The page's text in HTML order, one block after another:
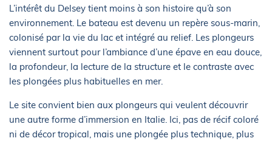
L’intérêt du Delsey tient moins à son histoire qu’à son
environnement. Le bateau est devenu un repère sous-marin,
colonisé par la vie du lac et intégré au relief. Les plongeurs
viennent surtout pour l’ambiance d’une épave en eau douce,
la profondeur, la lecture de la structure et le contraste avec
les plongées plus habituelles en mer.
Le site convient bien aux plongeurs qui veulent découvrir
une autre forme d’immersion en Italie. Ici, pas de récif coloré
ni de décor tropical, mais une plongée plus technique, plus